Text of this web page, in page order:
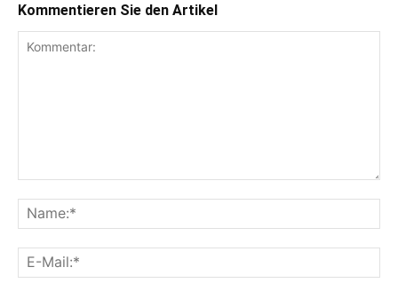
Kommentieren Sie den Artikel